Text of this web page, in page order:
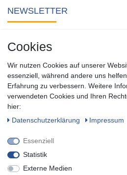
NEWSLETTER
Sie keine Neuigkeit oder Aktion aus
Zum Newsletter anmelden
SOCIAL
Cookies
Wir nutzen Cookies auf unserer
essenziell, während andere uns
Erfahrung zu verbessern. Weitere
verwendeten Cookies und Ihren
hier:
Daten­schutz­erklärung
Impressum
Essenziell
Statistik
Externe Medien